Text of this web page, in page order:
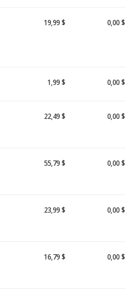
19,99 $ 0,00 $
1,99 $ 0,00 $
22,49 $ 0,00 $
55,79 $ 0,00 $
23,99 $ 0,00 $
16,79 $ 0,00 $